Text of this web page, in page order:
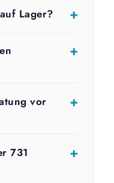
Lager?
vor
731